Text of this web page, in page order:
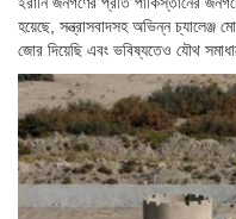
হয়েছে, সন্ত্রাসবাদসহ অভিন্ন
জোর দিয়েছি এবং ভবিষ্যতেও যৌথ